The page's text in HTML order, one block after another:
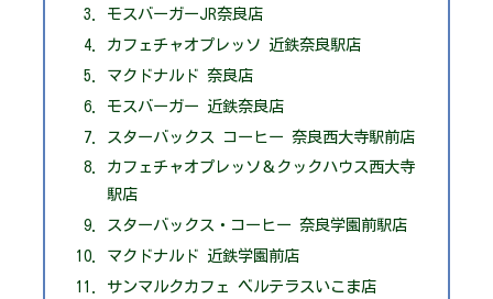
モスバーガーJR奈良店
カフェチャオプレッソ 近鉄奈良駅店
マクドナルド 奈良店
モスバーガー 近鉄奈良店
スターバックス コーヒー 奈良西大寺駅前店
カフェチャオプレッソ＆クックハウス西大寺
駅店
スターバックス・コーヒー 奈良学園前駅店
マクドナルド 近鉄学園前店
サンマルクカフェ ベルテラスいこま店